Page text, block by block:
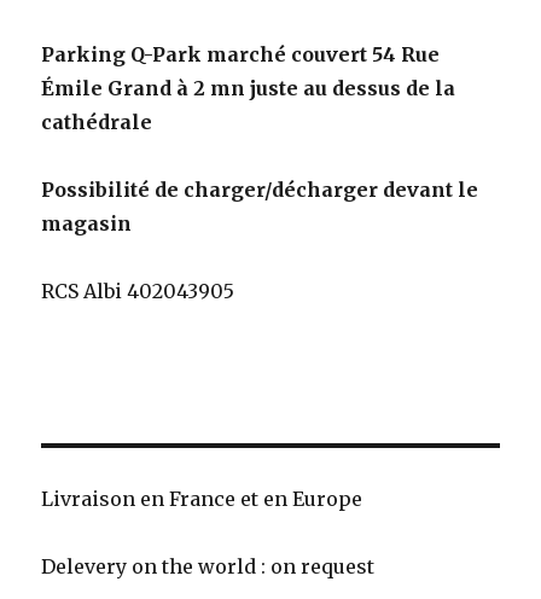
Parking Q-Park marché couvert 54 Rue
Émile Grand à 2 mn juste au dessus de la
cathédrale
Possibilité de charger/décharger devant le
magasin
RCS Albi 402043905
Livraison en France et en Europe
Delevery on the world : on request